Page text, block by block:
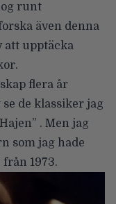
runt
även denna
att upptäcka
flera år
de klassiker jag
. Men jag
som jag hade
1973.